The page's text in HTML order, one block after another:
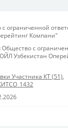
ограниченной
Компани"
Общество с
Узбекистан
Участника КТ (51),